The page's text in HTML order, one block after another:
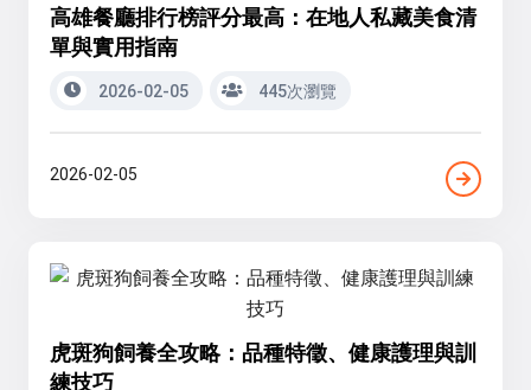
高雄餐廳排行榜評分最高：在地人私藏美食清
單與實用指南
2026-02-05 445次瀏覽
2026-02-05
虎斑狗飼養全攻略：品種特徵、健康護理與訓
練技巧